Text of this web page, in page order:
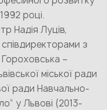
році.
Надія Луців,
з
–
міської ради
ради Навчально-
у Львові (2013-